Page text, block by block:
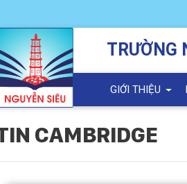
TRƯỜNG
GIỚI THIỆU
CAMBRIDGE